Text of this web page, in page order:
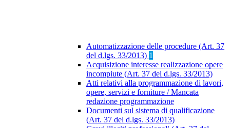
Automatizzazione delle procedure (Art. 37
del d.lgs. 33/2013) 1
Acquisizione interesse realizzazione opere
incompiute (Art. 37 del d.lgs. 33/2013)
Atti relativi alla programmazione di lavori,
opere, servizi e forniture / Mancata
redazione programmazione
Documenti sul sistema di qualificazione
(Art. 37 del d.lgs. 33/2013)